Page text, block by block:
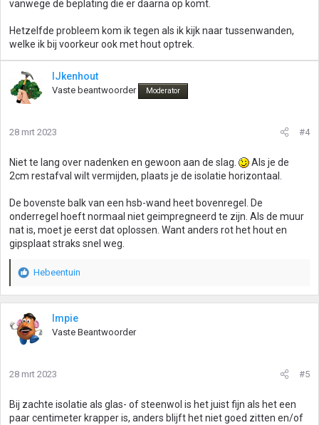
vanwege de beplating die er daarna op komt.
Hetzelfde probleem kom ik tegen als ik kijk naar tussenwanden,
welke ik bij voorkeur ook met hout optrek.
IJkenhout
Vaste beantwoorder Moderator
28 mrt 2023 #4
Niet te lang over nadenken en gewoon aan de slag.
Als je de
2cm restafval wilt vermijden, plaats je de isolatie horizontaal.
De bovenste balk van een hsb-wand heet bovenregel. De
onderregel hoeft normaal niet geimpregneerd te zijn. Als de muur
nat is, moet je eerst dat oplossen. Want anders rot het hout en
gipsplaat straks snel weg.
W
a
d
e
n
e
n
Hebeentuin
Impie
Vaste Beantwoorder
28 mrt 2023 #5
Bij zachte isolatie als glas- of steenwol is het juist fijn als het een
paar centimeter krapper is, anders blijft het niet goed zitten en/of